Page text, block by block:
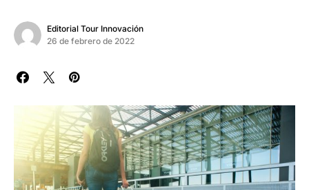
Editorial Tour Innovación
26 de febrero de 2022